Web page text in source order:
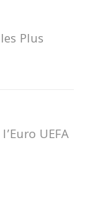
Plus
UEFA